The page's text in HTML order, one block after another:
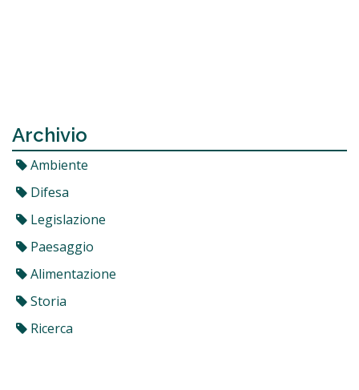
Archivio
Ambiente
Difesa
Legislazione
Paesaggio
Alimentazione
Storia
Ricerca